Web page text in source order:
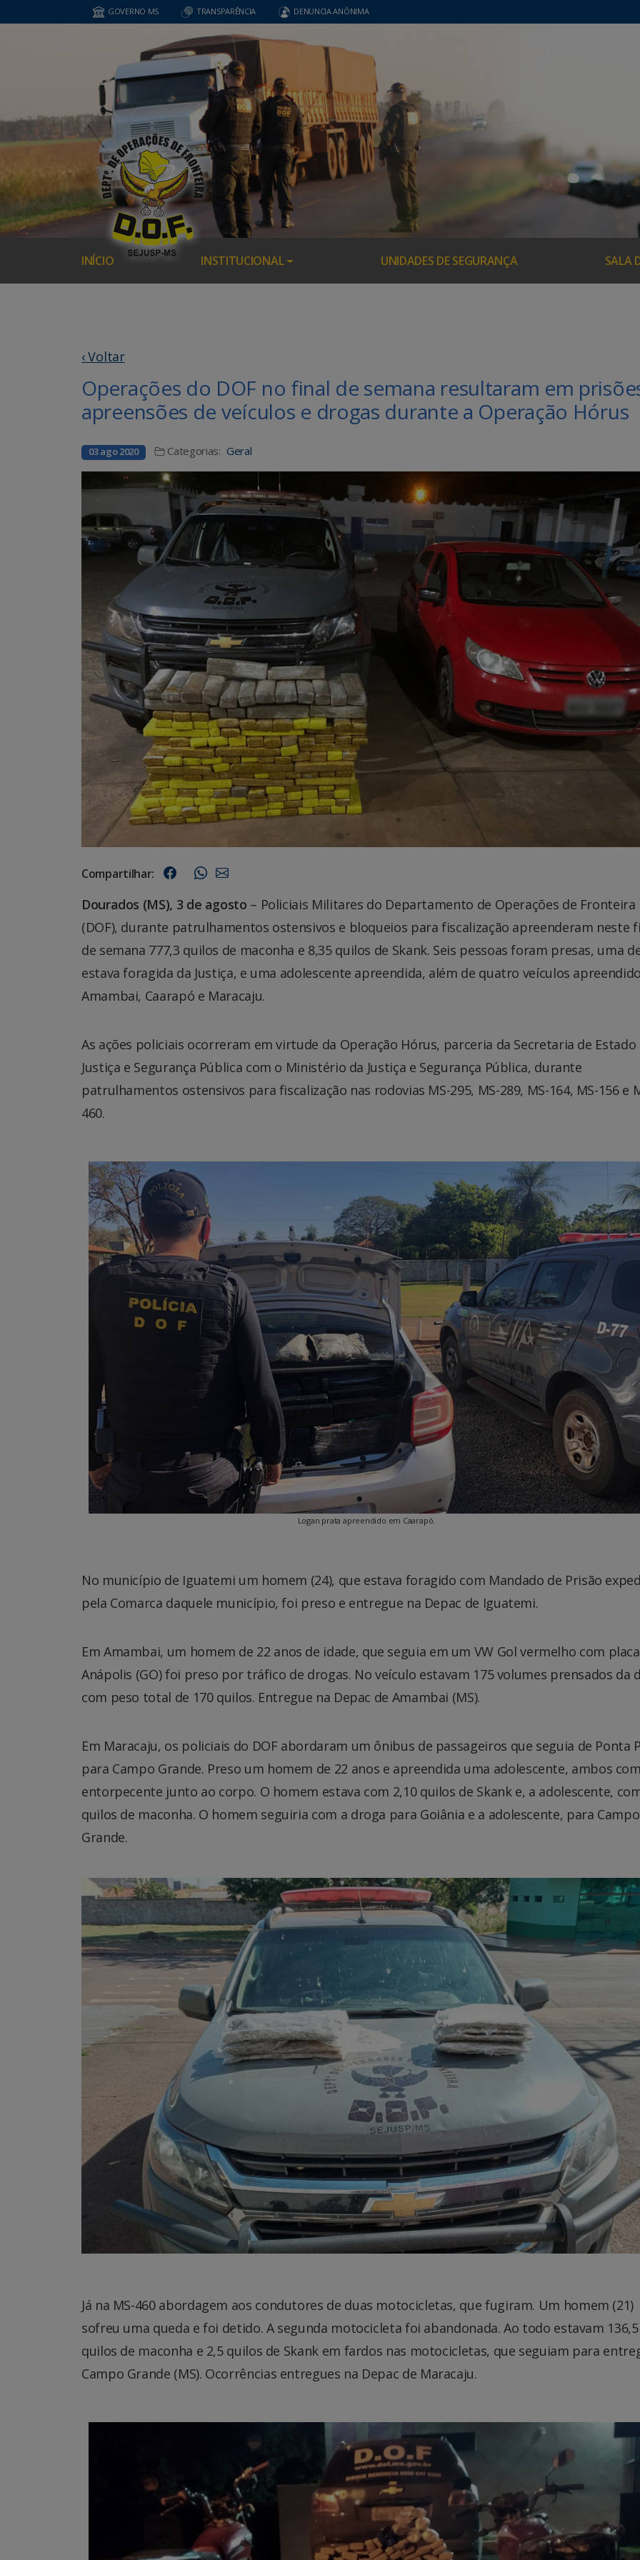
GOVERNO MS TRANSPARÊNCIA DENUNCIA ANÔNIMA
INÍCIO INSTITUCIONAL UNIDADES DE SEGURANÇA SALA
‹ Voltar
Operações do DOF no final de semana resultaram em
apreensões de veículos e drogas durante a Operação Hórus
03 ago 2020 Categorias: Geral
Compartilhar:
Dourados (MS), 3 de agosto – Policiais Militares do Departamento de Operações de Fronteira
(DOF), durante patrulhamentos ostensivos e bloqueios para fiscalização apreenderam neste
de semana 777,3 quilos de maconha e 8,35 quilos de Skank. Seis pessoas foram presas, uma
estava foragida da Justiça, e uma adolescente apreendida, além de quatro veículos
Amambai, Caarapó e Maracaju.
As ações policiais ocorreram em virtude da Operação Hórus, parceria da Secretaria de Estado
Justiça e Segurança Pública com o Ministério da Justiça e Segurança Pública, durante
patrulhamentos ostensivos para fiscalização nas rodovias MS-295, MS-289, MS-164, MS-156 e
460.
Logan prata apreendido em Caarapó.
No município de Iguatemi um homem (24), que estava foragido com Mandado de Prisão
pela Comarca daquele município, foi preso e entregue na Depac de Iguatemi.
Em Amambai, um homem de 22 anos de idade, que seguia em um VW Gol vermelho com
Anápolis (GO) foi preso por tráfico de drogas. No veículo estavam 175 volumes prensados da
com peso total de 170 quilos. Entregue na Depac de Amambai (MS).
Em Maracaju, os policiais do DOF abordaram um ônibus de passageiros que seguia de Ponta
para Campo Grande. Preso um homem de 22 anos e apreendida uma adolescente, ambos
entorpecente junto ao corpo. O homem estava com 2,10 quilos de Skank e, a adolescente,
quilos de maconha. O homem seguiria com a droga para Goiânia e a adolescente, para Campo
Grande.
Já na MS-460 abordagem aos condutores de duas motocicletas, que fugiram. Um homem (21)
sofreu uma queda e foi detido. A segunda motocicleta foi abandonada. Ao todo estavam 136,5
quilos de maconha e 2,5 quilos de Skank em fardos nas motocicletas, que seguiam para
Campo Grande (MS). Ocorrências entregues na Depac de Maracaju.